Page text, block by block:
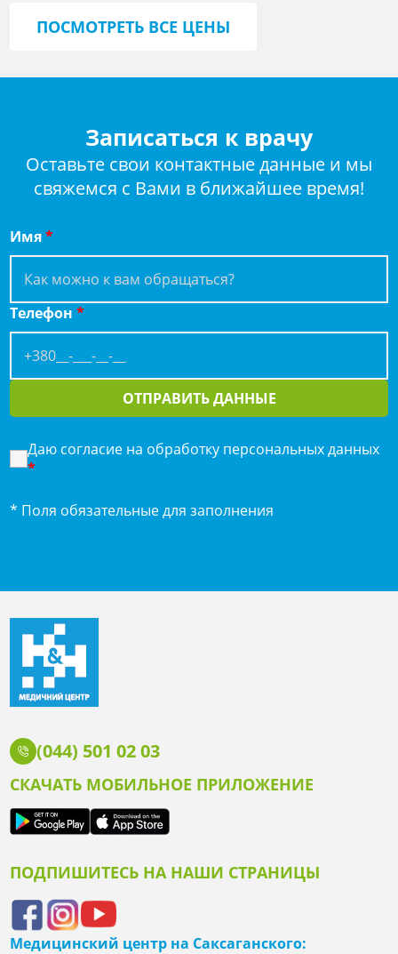
ПОСМОТРЕТЬ ВСЕ ЦЕНЫ
Записаться к врачу
Оставьте свои контактные данные и мы
свяжемся с Вами в ближайшее время!
Имя*
Телефон*
ОТПРАВИТЬ ДАННЫЕ
Даю согласие на обработку персональных данных
*
* Поля обязательные для заполнения
(044) 501 02 03
СКАЧАТЬ МОБИЛЬНОЕ ПРИЛОЖЕНИЕ
ПОДПИШИТЕСЬ НА НАШИ СТРАНИЦЫ
Медицинский центр на Саксаганского: